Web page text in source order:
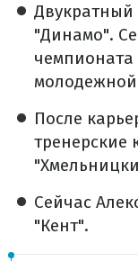
Двукратный
"Динамо".
чемпионата
После
тренерские
Сейчас
"Кент".